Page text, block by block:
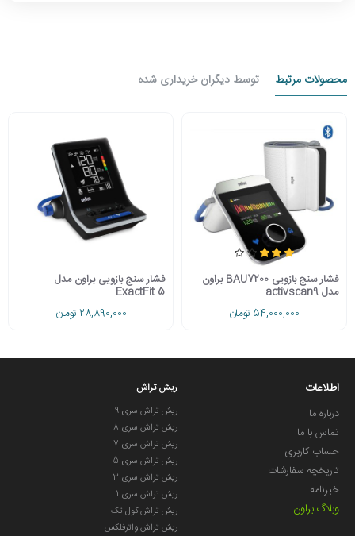
محصولات مرتبط توسط دیگران خریداری شده
فشار سنج بازویی BAU7200 براون
مدل activscan9
54,000,000 تومان
فشار سنج بازویی براون مدل
ExactFit 5
28,890,000 تومان
اطلاعات
درباره ما
تماس با ما
حساب کاربری
تاریخچه سفارشات
خبرنامه
وبلاگ براون
ریش تراش
ریش تراش سری 9
ریش تراش سری 8
ریش تراش سری 7
ریش تراش سری 5
ریش تراش سری 3
ریش تراش سری 1
ریش تراش کول تک
ریش تراش واترفلکس